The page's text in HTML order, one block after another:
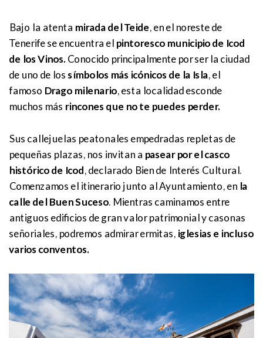
Bajo la atenta mirada del Teide, en el noreste de
Tenerife se encuentra el pintoresco municipio de Icod
de los Vinos.Conocido principalmente por ser la ciudad
de uno de los símbolos más icónicos de la Isla, el
famoso Drago milenario, esta localidad esconde
muchos más rincones que no te puedes perder.
Sus callejuelas peatonales empedradas repletas de
pequeñas plazas, nos invitan a pasear por el casco
histórico de Icod, declarado Bien de Interés Cultural.
Comenzamos el itinerario junto al Ayuntamiento, en la
calle del Buen Suceso. Mientras caminamos entre
antiguos edificios de gran valor patrimonial y casonas
señoriales, podremos admirar ermitas, iglesias e incluso
varios conventos.